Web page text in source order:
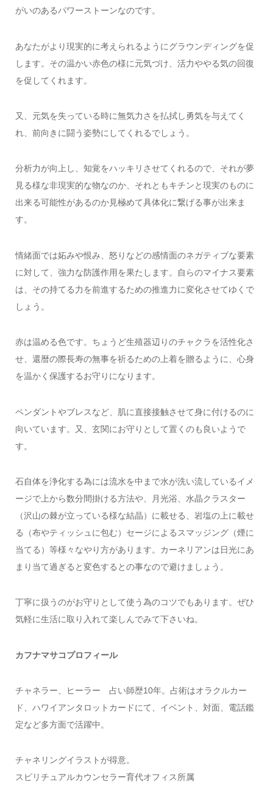
がいのあるパワーストーンなのです。
あなたがより現実的に考えられるようにグラウンディングを促
します。その温かい赤色の様に元気づけ、活力ややる気の回復
を促してくれます。
又、元気を失っている時に無気力さを払拭し勇気を与えてく
れ、前向きに闘う姿勢にしてくれるでしょう。
分析力が向上し、知覚をハッキリさせてくれるので、それが夢
見る様な非現実的な物なのか、それともキチンと現実のものに
出来る可能性があるのか見極めて具体化に繋げる事が出来ま
す。
情緒面では妬みや恨み、怒りなどの感情面のネガティブな要素
に対して、強力な防護作用を果たします。自らのマイナス要素
は、その持てる力を前進するための推進力に変化させてゆくで
しょう。
赤は温める色です。ちょうど生殖器辺りのチャクラを活性化さ
せ、還暦の際長寿の無事を祈るための上着を贈るように、心身
を温かく保護するお守りになります。
ペンダントやブレスなど、肌に直接接触させて身に付けるのに
向いています。又、玄関にお守りとして置くのも良いようで
す。
石自体を浄化する為には流水を中まで水が洗い流しているイメ
ージで上から数分間掛ける方法や、月光浴、水晶クラスター
（沢山の棘が立っている様な結晶）に載せる、岩塩の上に載せ
る（布やティッシュに包む）セージによるスマッジング（煙に
当てる）等様々なやり方があります。カーネリアンは日光にあ
まり当て過ぎると変色するとの事なので避けましょう。
丁寧に扱うのがお守りとして使う為のコツでもあります。ぜひ
気軽に生活に取り入れて楽しんでみて下さいね。
カフナマサコプロフィール
チャネラー、ヒーラー 占い師歴10年。占術はオラクルカー
ド、ハワイアンタロットカードにて、イベント、対面、電話鑑
定など多方面で活躍中。
チャネリングイラストが得意。
スピリチュアルカウンセラー育代オフィス所属